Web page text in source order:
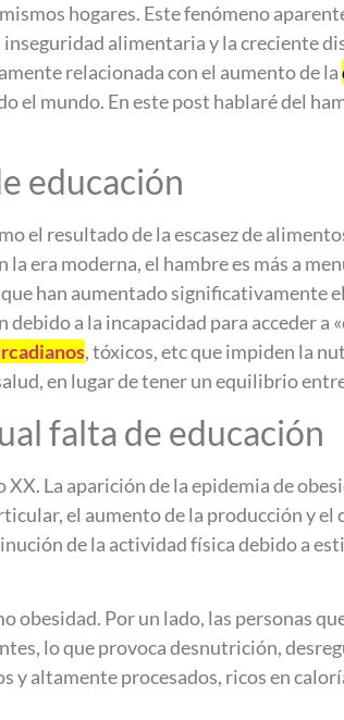
hogares. Este fenómeno
alimentaria y la creciente
relacionada con el aumento de la
el mundo. En este post hablaré del
educación
resultado de la escasez de
era moderna, el hambre es más a
han aumentado significativamente
a la incapacidad para acceder a
, tóxicos, etc que impiden la
en lugar de tener un equilibrio
falta de educación
La aparición de la epidemia de
el aumento de la producción y el
de la actividad física debido a
Por un lado, las personas
lo que provoca desnutrición,
altamente procesados, ricos en